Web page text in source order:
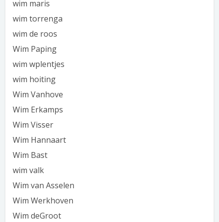
wim maris
wim torrenga
wim de roos
Wim Paping
wim wplentjes
wim hoiting
Wim Vanhove
Wim Erkamps
Wim Visser
Wim Hannaart
Wim Bast
wim valk
Wim van Asselen
Wim Werkhoven
Wim deGroot